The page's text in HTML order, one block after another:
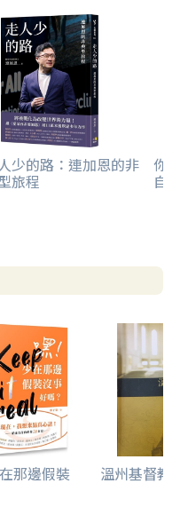
少的路：連加恩的非
旅程
你
自
那邊假裝 溫州基督教